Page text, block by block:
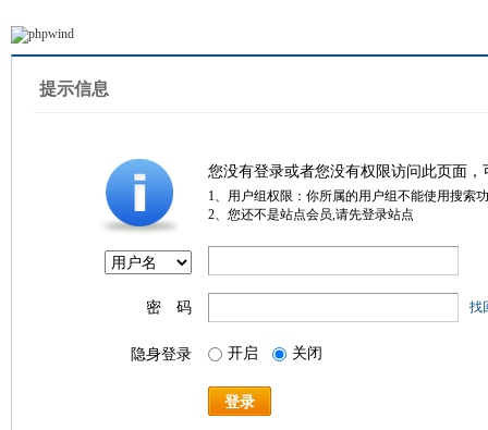
提示信息
您没有登录或者您没有权限访问此页面
1、用户组权限：你所属的用户组不能使用搜索
2、您还不是站点会员,请先登录站点
密 码 找
隐身登录 开启 关闭
登录